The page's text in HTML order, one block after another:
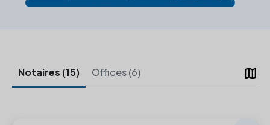
map
Notaires (15) Offices (6)